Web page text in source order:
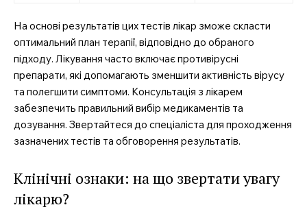
На основі результатів цих тестів лікар зможе скласти
оптимальний план терапії, відповідно до обраного
підходу. Лікування часто включає противірусні
препарати, які допомагають зменшити активність вірусу
та полегшити симптоми. Консультація з лікарем
забезпечить правильний вибір медикаментів та
дозування. Звертайтеся до спеціаліста для проходження
зазначених тестів та обговорення результатів.
Клінічні ознаки: на що звертати увагу
лікарю?